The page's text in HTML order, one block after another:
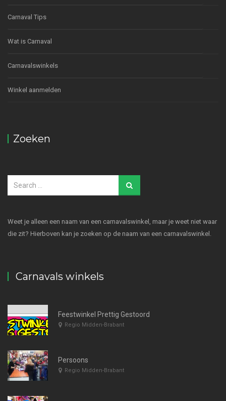
Carnaval Tips
Wat is Carnaval
Carnavalswinkels
Winkel aanmelden
Zoeken
Weet je alleen een naam van een carnavalswinkel, maar je weet niet waar
die zit? Hierboven kan je zoeken op de naam van een carnavalswinkel.
Carnavals winkels
Feestwinkel Prettig Gestoord
Regio Midden-Brabant
Persoons
Regio Midden-Brabant